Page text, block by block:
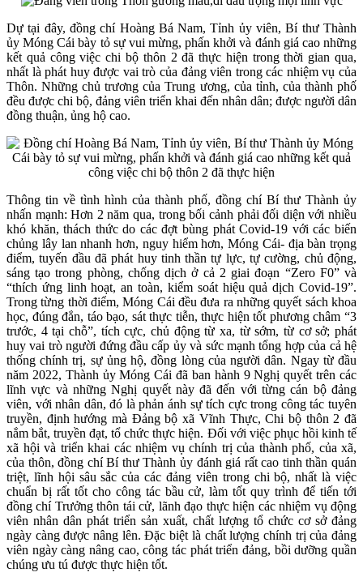
Dự tại đây, đồng chí Hoàng Bá Nam, Tỉnh ủy viên, Bí thư Thành
ủy Móng Cái bày tỏ sự vui mừng, phấn khởi và đánh giá cao những
kết quả công việc chi bộ thôn 2 đã thực hiện trong thời gian qua,
nhất là phát huy được vai trò của đảng viên trong các nhiệm vụ của
Thôn. Những chủ trương của Trung ương, của tỉnh, của thành phố
đều được chi bộ, đảng viên triển khai đến nhân dân; được người dân
đồng thuận, ủng hộ cao.
Thông tin về tình hình của thành phố, đồng chí Bí thư Thành ủy
nhấn mạnh: Hơn 2 năm qua, trong bối cảnh phải đối diện với nhiều
khó khăn, thách thức do các đợt bùng phát Covid-19 với các biến
chủng lây lan nhanh hơn, nguy hiểm hơn, Móng Cái- địa bàn trọng
điểm, tuyến đầu đã phát huy tinh thần tự lực, tự cường, chủ động,
sáng tạo trong phòng, chống dịch ở cả 2 giai đoạn “Zero F0” và
“thích ứng linh hoạt, an toàn, kiểm soát hiệu quả dịch Covid-19”.
Trong từng thời điểm, Móng Cái đều đưa ra những quyết sách khoa
học, đúng đắn, táo bạo, sát thực tiễn, thực hiện tốt phương châm “3
trước, 4 tại chỗ”, tích cực, chủ động từ xa, từ sớm, từ cơ sở; phát
huy vai trò người đứng đầu cấp ủy và sức mạnh tổng hợp của cả hệ
thống chính trị, sự ủng hộ, đồng lòng của người dân. Ngay từ đầu
năm 2022, Thành ủy Móng Cái đã ban hành 9 Nghị quyết trên các
lĩnh vực và những Nghị quyết này đã đến với từng cán bộ đảng
viên, với nhân dân, đó là phản ánh sự tích cực trong công tác tuyên
truyền, định hướng mà Đảng bộ xã Vĩnh Thực, Chi bộ thôn 2 đã
nắm bắt, truyền đạt, tổ chức thực hiện. Đối với việc phục hồi kinh tế
xã hội và triển khai các nhiệm vụ chính trị của thành phố, của xã,
của thôn, đồng chí Bí thư Thành ủy đánh giá rất cao tinh thần quán
triệt, lĩnh hội sâu sắc của các đảng viên trong chi bộ, nhất là việc
chuẩn bị rất tốt cho công tác bầu cử, làm tốt quy trình để tiến tới
đồng chí Trưởng thôn tái cử, lãnh đạo thực hiện các nhiệm vụ động
viên nhân dân phát triển sản xuất, chất lượng tổ chức cơ sở đảng
ngày càng được nâng lên. Đặc biệt là chất lượng chính trị của đảng
viên ngày càng nâng cao, công tác phát triển đảng, bồi dưỡng quần
chúng ưu tú được thực hiện tốt.